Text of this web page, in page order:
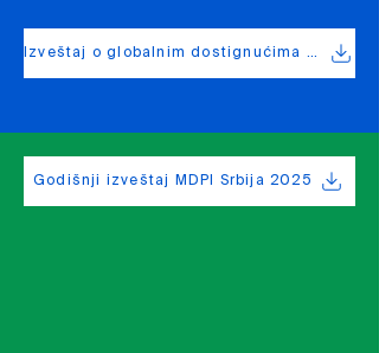
Izveštaj o globalnim dostignućima za 2025
Godišnji izveštaj MDPI Srbija 2025